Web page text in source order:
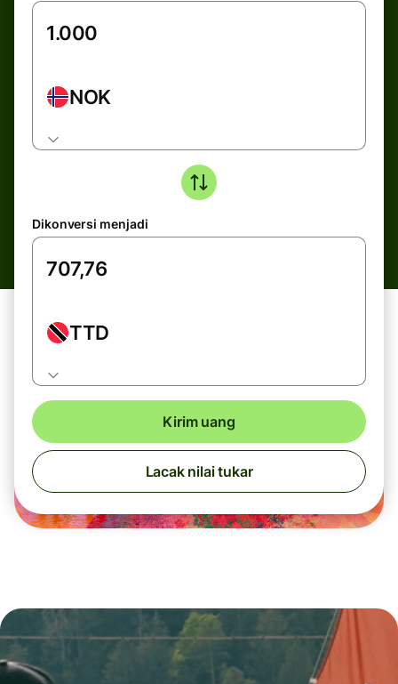
NOK
Dikonversi menjadi
TTD
Kirim uang
Lacak nilai tukar